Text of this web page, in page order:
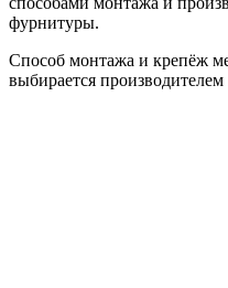
фурнитуры.
Способ монтажа и крепёж
выбирается